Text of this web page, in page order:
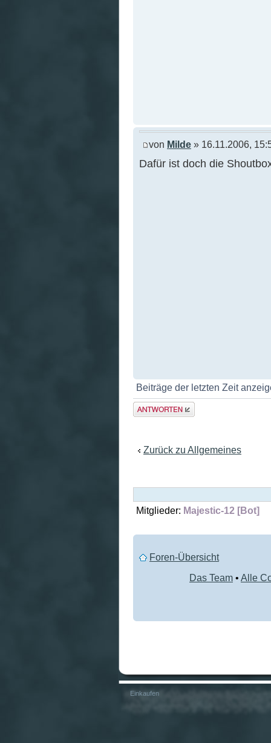
von Milde » 16.11.2006,
Dafür ist doch die
Beiträge der letzten Zeit
Antwort
erstellen
Zurück zu Allgemeines
Mitglieder: Majestic-12 [Bot]
Foren-Übersicht
Das Team • Alle
Einkaufen